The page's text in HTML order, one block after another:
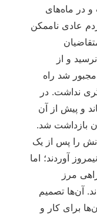
در ماه‌های
عادی ناممکن
و از
شد راه
نداشت. در
و پیش از آن
بازداشت شد.
را پس از یک
آوردند؛ اما
مرز
آن‌ها تصمیم
برای کار و